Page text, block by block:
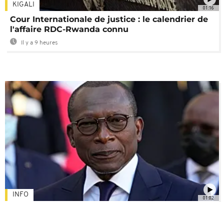
01:16
KIGALI
Cour Internationale de justice : le calendrier de
l'affaire RDC-Rwanda connu
Il y a 9 heures
01:02
INFO